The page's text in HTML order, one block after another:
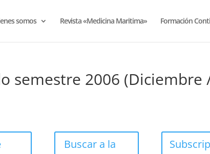
somos Revista «Medicina Maritima» Formación
semestre 2006 (Diciembre
Buscar a la